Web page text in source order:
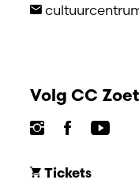
Volg CC
Tickets